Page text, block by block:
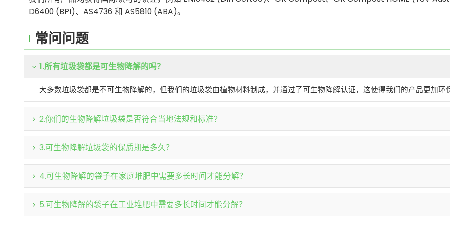
D6400 (BPI)、AS4736 和 AS5810 (ABA)。
常问问题
1.所有垃圾袋都是可生物降解的吗？
大多数垃圾袋都是不可生物降解的，但我们的垃圾袋由植物材料制成，并通过了可生物降解认证，这使得我们的产品更加环
2.你们的生物降解垃圾袋是否符合当地法规和标准？
3.可生物降解垃圾袋的保质期是多久？
4.可生物降解的袋子在家庭堆肥中需要多长时间才能分解？
5.可生物降解的袋子在工业堆肥中需要多长时间才能分解？